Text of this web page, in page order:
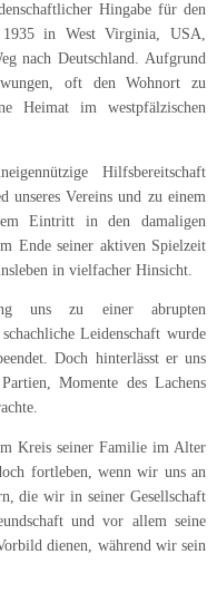
Hingabe für den
1935 in West Virginia, USA,
nach Deutschland. Aufgrund
oft den Wohnort zu
Heimat im westpfälzischen
Hilfsbereitschaft
unseres Vereins und zu einem
Eintritt in den damaligen
Ende seiner aktiven Spielzeit
in vielfacher Hinsicht.
uns zu einer abrupten
Leidenschaft wurde
Doch hinterlässt er uns
Momente des Lachens
Kreis seiner Familie im Alter
fortleben, wenn wir uns an
die wir in seiner Gesellschaft
und vor allem seine
dienen, während wir sein